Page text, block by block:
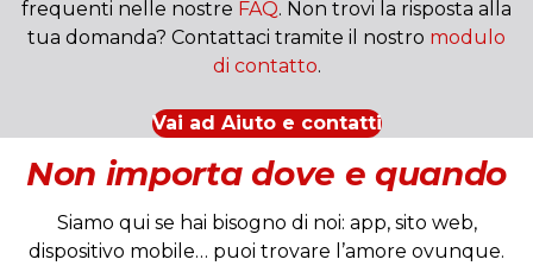
frequenti nelle nostre FAQ. Non trovi la risposta alla
tua domanda? Contattaci tramite il nostro modulo
di contatto.
Vai ad Aiuto e contatti
Non importa dove e quando
Siamo qui se hai bisogno di noi: app, sito web,
dispositivo mobile… puoi trovare l’amore ovunque.